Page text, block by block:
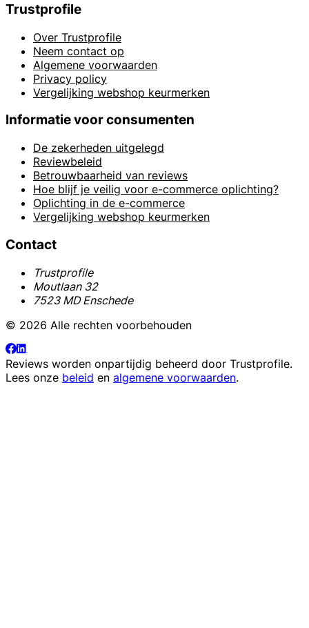
Trustprofile
Over Trustprofile
Neem contact op
Algemene voorwaarden
Privacy policy
Vergelijking webshop keurmerken
Informatie voor consumenten
De zekerheden uitgelegd
Reviewbeleid
Betrouwbaarheid van reviews
Hoe blijf je veilig voor e-commerce oplichting?
Oplichting in de e-commerce
Vergelijking webshop keurmerken
Contact
Trustprofile
Moutlaan 32
7523 MD Enschede
© 2026 Alle rechten voorbehouden
Reviews worden onpartijdig beheerd door Trustprofile.
Lees onze beleid en algemene voorwaarden.